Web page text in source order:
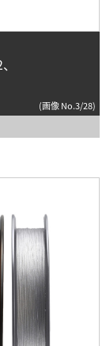
(画像 No.3/28)